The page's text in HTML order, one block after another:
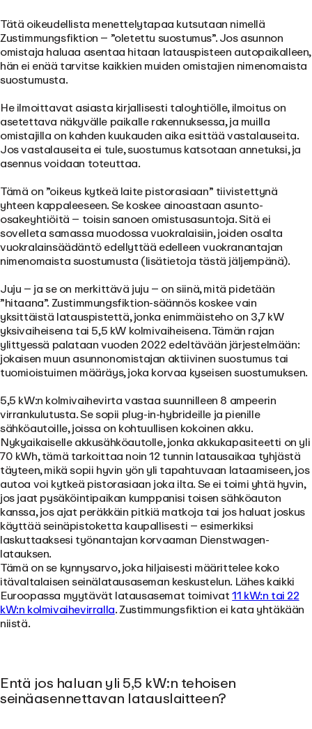
Tätä oikeudellista menettelytapaa kutsutaan nimellä
Zustimmungsfiktion – ”oletettu suostumus”. Jos asunnon
omistaja haluaa asentaa hitaan latauspisteen autopaikalleen,
hän ei enää tarvitse kaikkien muiden omistajien nimenomaista
suostumusta.
He ilmoittavat asiasta kirjallisesti taloyhtiölle, ilmoitus on
asetettava näkyvälle paikalle rakennuksessa, ja muilla
omistajilla on kahden kuukauden aika esittää vastalauseita.
Jos vastalauseita ei tule, suostumus katsotaan annetuksi, ja
asennus voidaan toteuttaa.
Tämä on ”oikeus kytkeä laite pistorasiaan” tiivistettynä
yhteen kappaleeseen. Se koskee ainoastaan asunto-
osakeyhtiöitä – toisin sanoen omistusasuntoja. Sitä ei
sovelleta samassa muodossa vuokralaisiin, joiden osalta
vuokralainsäädäntö edellyttää edelleen vuokranantajan
nimenomaista suostumusta (lisätietoja tästä jäljempänä).
Juju – ja se on merkittävä juju – on siinä, mitä pidetään
”hitaana”. Zustimmungsfiktion-säännös koskee vain
yksittäistä latauspistettä, jonka enimmäisteho on3,7 kW
yksivaiheisena tai 5,5 kW kolmivaiheisena. Tämän rajan
ylittyessä palataan vuoden 2022 edeltävään järjestelmään:
jokaisen muun asunnonomistajan aktiivinen suostumus tai
tuomioistuimen määräys, joka korvaa kyseisen suostumuksen.
5,5 kW:n kolmivaihevirta vastaa suunnilleen 8 ampeerin
virrankulutusta. Se sopii plug-in-hybrideille ja pienille
sähköautoille, joissa on kohtuullisen kokoinen akku.
Nykyaikaiselle akkusähköautolle, jonka akkukapasiteetti on yli
70 kWh, tämä tarkoittaa noin 12 tunnin latausaikaa tyhjästä
täyteen, mikä sopii hyvin yön yli tapahtuvaan lataamiseen, jos
autoa voi kytkeä pistorasiaan joka ilta. Se ei toimi yhtä hyvin,
jos jaat pysäköintipaikan kumppanisi toisen sähköauton
kanssa, jos ajat peräkkäin pitkiä matkoja tai jos haluat joskus
käyttää seinäpistoketta kaupallisesti – esimerkiksi
laskuttaaksesi työnantajan korvaaman Dienstwagen-
latauksen.
Tämä on se kynnysarvo, joka hiljaisesti määrittelee koko
itävaltalaisen seinälatausaseman keskustelun. Lähes kaikki
Euroopassa myytävät latausasemat toimivat11 kW:n tai 22
kW:n kolmivaihevirralla. Zustimmungsfiktion ei kata yhtäkään
niistä.
Entä jos haluan yli 5,5 kW:n tehoisen
seinäasennettavan latauslaitteen?